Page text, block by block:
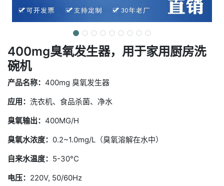
400mg臭氧发生器，用于家用厨房洗
碗机
产品名称： 400mg 臭氧发生器
应用： 洗衣机、食品杀菌、净水
臭氧输出： 400MG/H
臭氧水浓度： 0.2~1.0mg/L（臭氧溶解在水中）
自来水温度： 5-30°C
电压： 220V, 50/60Hz